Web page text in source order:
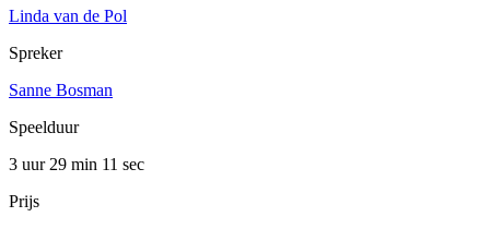
Linda van de Pol
Spreker
Sanne Bosman
Speelduur
3 uur 29 min 11 sec
Prijs